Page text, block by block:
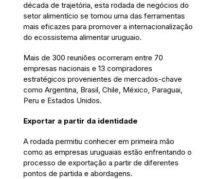
década de trajetória, esta rodada de negócios do
setor alimentício se tornou uma das ferramentas
mais eficazes para promover a internacionalização
do ecossistema alimentar uruguaio.
Mais de 300 reuniões ocorreram entre 70
empresas nacionais e 13 compradores
estratégicos provenientes de mercados-chave
como Argentina, Brasil, Chile, México, Paraguai,
Peru e Estados Unidos.
Exportar a partir da identidade
A rodada permitiu conhecer em primeira mão
como as empresas uruguaias estão enfrentando o
processo de exportação a partir de diferentes
pontos de partida e abordagens.